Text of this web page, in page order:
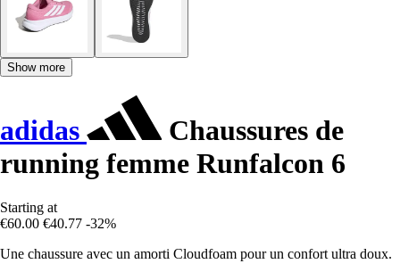
Show more
adidas
Chaussures de
running femme Runfalcon 6
Starting at
€60.00 €40.77 -32%
Une chaussure avec un amorti Cloudfoam pour un confort ultra doux.